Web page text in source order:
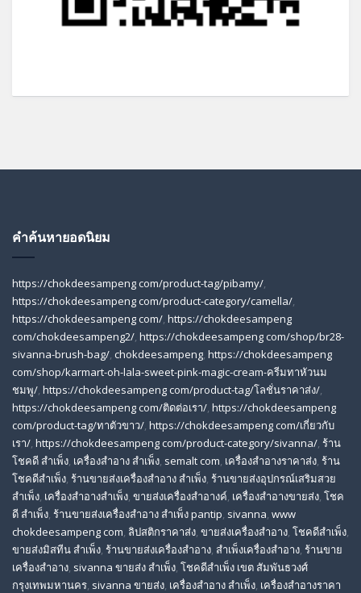
คำค้นหายอดนิยม
https://chokdeesampeng com/product-tag/pibamy/,
https://chokdeesampeng com/product-category/camella/,
https://chokdeesampeng com/, https://chokdeesampeng
com/chokdeesampeng2/, https://chokdeesampeng com/shop/br28-
sivanna-brush-bag/, chokdeesampeng, https://chokdeesampeng
com/shop/karmart-oh-lala-sweet-pink-magic-cream-ครีมทาหัวนม
ชมพู/, https://chokdeesampeng com/product-tag/โลชั่นราคาส่ง/,
https://chokdeesampeng com/ติดต่อเรา/, https://chokdeesampeng
com/product-tag/ทาตัวขาว/, https://chokdeesampeng com/เกี่ยวกับ
เรา/, https://chokdeesampeng com/product-category/sivanna/, ร้าน
โชคดี สําเพ็ง, เครื่องสำอาง สำเพ็ง, semalt com, เครื่องสำอางราคาส่ง, ร้าน
โชคดีสำเพ็ง, ร้านขายส่งเครื่องสําอาง สําเพ็ง, ร้านขายส่งอุปกรณ์เสริมสวย
สําเพ็ง, เครื่องสำอางสำเพ็ง, ขายส่งเครื่องสำอางค์, เครื่องสำอางขายส่ง, โชค
ดี สําเพ็ง, ร้านขายส่งเครื่องสําอาง สําเพ็ง pantip, sivanna, www
chokdeesampeng com, ลิปสติกราคาส่ง, ขายส่งเครื่องสำอาง, โชคดีสำเพ็ง,
ขายส่งมิสทีน สําเพ็ง, ร้านขายส่งเครื่องสำอาง, สําเพ็งเครื่องสําอาง, ร้านขาย
เครื่องสำอาง, sivanna ขายส่ง สําเพ็ง, โชคดีสำเพ็ง เขต สัมพันธวงศ์
กรุงเทพมหานคร, sivanna ขายส่ง, เครื่องสําอาง สําเพ็ง, เครื่องสําอางราคา